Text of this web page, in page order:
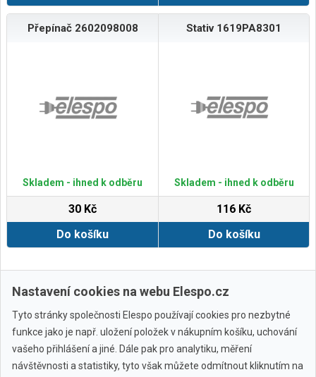
Přepínač 2602098008
Skladem - ihned k odběru
30 Kč
Do košíku
Stativ 1619PA8301
Skladem - ihned k odběru
116 Kč
Do košíku
Zobrazit další
Nastavení cookies na webu Elespo.cz
Tyto stránky společnosti Elespo používají cookies pro nezbytné
funkce jako je např. uložení položek v nákupním košíku, uchování
vašeho přihlášení a jiné. Dále pak pro analytiku, měření
návštěvnosti a statistiky, tyto však můžete odmítnout kliknutím na